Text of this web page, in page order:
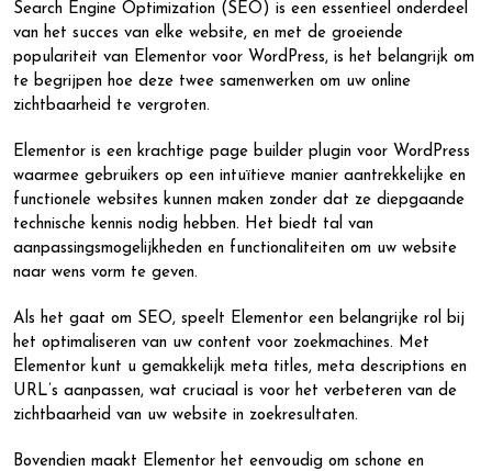
Search Engine Optimization (SEO) is een essentieel onderdeel
van het succes van elke website, en met de groeiende
populariteit van Elementor voor WordPress, is het belangrijk om
te begrijpen hoe deze twee samenwerken om uw online
zichtbaarheid te vergroten.
Elementor is een krachtige page builder plugin voor WordPress
waarmee gebruikers op een intuïtieve manier aantrekkelijke en
functionele websites kunnen maken zonder dat ze diepgaande
technische kennis nodig hebben. Het biedt tal van
aanpassingsmogelijkheden en functionaliteiten om uw website
naar wens vorm te geven.
Als het gaat om SEO, speelt Elementor een belangrijke rol bij
het optimaliseren van uw content voor zoekmachines. Met
Elementor kunt u gemakkelijk meta titles, meta descriptions en
URL’s aanpassen, wat cruciaal is voor het verbeteren van de
zichtbaarheid van uw website in zoekresultaten.
Bovendien maakt Elementor het eenvoudig om schone en